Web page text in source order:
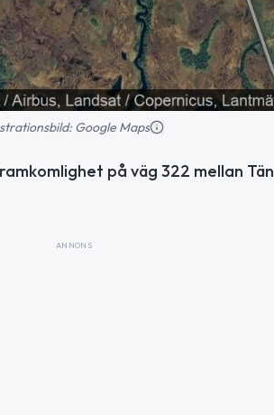
Google Maps
på väg 322 mellan
ANNONS